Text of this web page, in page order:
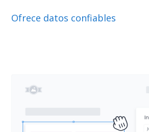
Ofrece datos confiables